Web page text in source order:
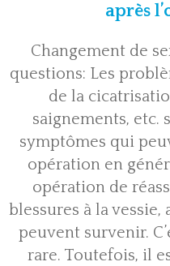
après
Changement de
questions: Les
de la
saignements, etc.
symptômes qui
opération en
opération de
blessures à la
peuvent survenir.
rare. Toutefois, il